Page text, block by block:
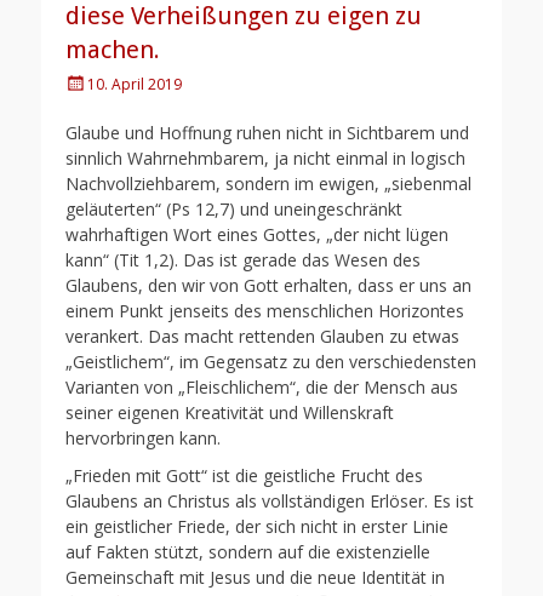
diese Verheißungen zu eigen zu
machen.
Posted10. April 2019
Glaube und Hoffnung ruhen nicht in Sichtbarem und
sinnlich Wahrnehmbarem, ja nicht einmal in logisch
Nachvollziehbarem, sondern im ewigen, „siebenmal
geläuterten“ (Ps 12,7) und uneingeschränkt
wahrhaftigen Wort eines Gottes, „der nicht lügen
kann“ (Tit 1,2). Das ist gerade das Wesen des
Glaubens, den wir von Gott erhalten, dass er uns an
einem Punkt jenseits des menschlichen Horizontes
verankert. Das macht rettenden Glauben zu etwas
„Geistlichem“, im Gegensatz zu den verschiedensten
Varianten von „Fleischlichem“, die der Mensch aus
seiner eigenen Kreativität und Willenskraft
hervorbringen kann.
„Frieden mit Gott“ ist die geistliche Frucht des
Glaubens an Christus als vollständigen Erlöser. Es ist
ein geistlicher Friede, der sich nicht in erster Linie
auf Fakten stützt, sondern auf die existenzielle
Gemeinschaft mit Jesus und die neue Identität in